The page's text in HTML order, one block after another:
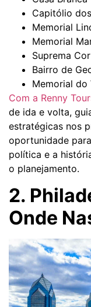
Capitólio
Memorial
Memorial
Suprema
Bairro de
Memorial do
Com a Renny
de ida e volta,
estratégicas nos
oportunidade
política e a
o planejamento.
2.
Onde